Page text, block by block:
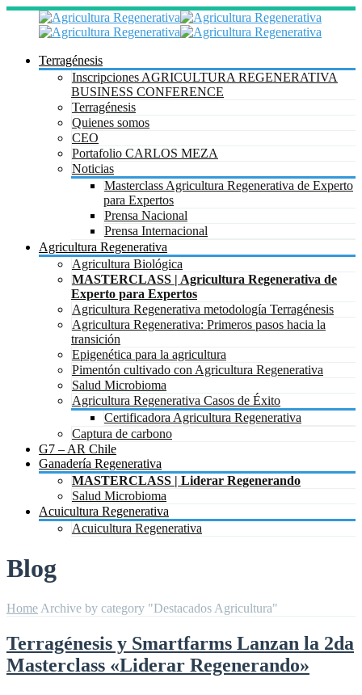
Terragénesis
Inscripciones AGRICULTURA REGENERATIVA
BUSINESS CONFERENCE
Terragénesis
Quienes somos
CEO
Portafolio CARLOS MEZA
Noticias
Masterclass Agricultura Regenerativa de Experto
para Expertos
Prensa Nacional
Prensa Internacional
Agricultura Regenerativa
Agricultura Biológica
MASTERCLASS | Agricultura Regenerativa de
Experto para Expertos
Agricultura Regenerativa metodología Terragénesis
Agricultura Regenerativa: Primeros pasos hacia la
transición
Epigenética para la agricultura
Pimentón cultivado con Agricultura Regenerativa
Salud Microbioma
Agricultura Regenerativa Casos de Éxito
Certificadora Agricultura Regenerativa
Captura de carbono
G7 – AR Chile
Ganadería Regenerativa
MASTERCLASS | Liderar Regenerando
Salud Microbioma
Acuicultura Regenerativa
Acuicultura Regenerativa
Blog
Home Archive by category "Destacados Agricultura"
Terragénesis y Smartfarms Lanzan la 2da
Masterclass «Liderar Regenerando»